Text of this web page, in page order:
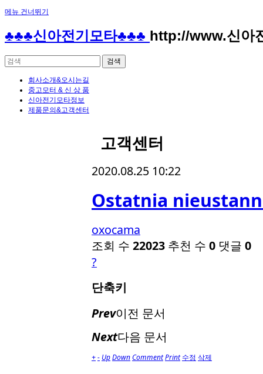
메뉴 건너뛰기
♣♣♣신아전기모타♣♣♣ http://www.신아
회사소개&오시는길
중고모터 & 신 상 품
신아전기모타정보
제품문의&고객센터
고객센터
2020.08.25 10:22
Ostatnia
oxocama
조회 수 22023 추천 수 0 댓글 0
?
단축키
Prev이전 문서
Next다음 문서
+- UpDownCommentPrint 수정 삭제